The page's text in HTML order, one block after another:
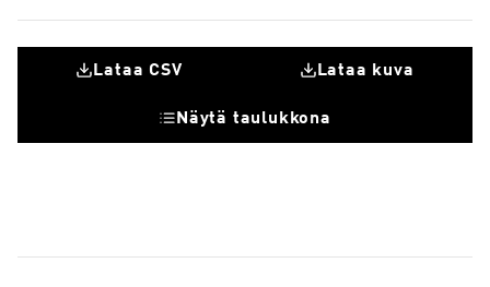
Lataa CSV Lataa kuva
Näytä taulukkona